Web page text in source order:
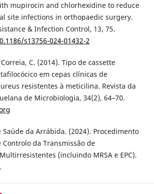
mupirocin and chlorhexidine to reduce
site infections in orthopaedic surgery.
& Infection Control, 13, 75.
s13756-024-01432-2
Correia, C. (2014). Tipo de cassette
em cepas clínicas de
resistentes à meticilina. Revista da
de Microbiologia, 34(2), 64–70.
Saúde da Arrábida. (2024). Procedimento
Controlo da Transmissão de
(incluindo MRSA e EPC).